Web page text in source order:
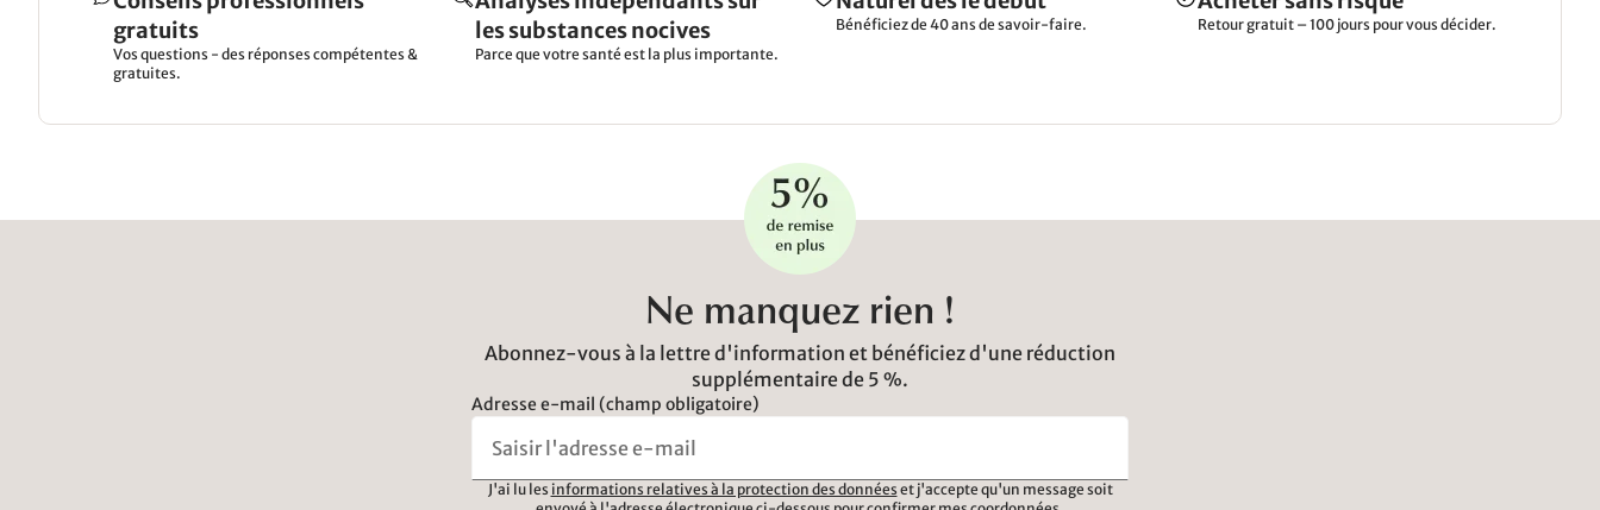
gratuits
Vos questions - des réponses compétentes &
gratuites.
les substances nocives
Parce que votre santé est la plus importante.
Bénéficiez de 40 ans de savoir-faire. Retour gratuit – 100 jours pour vous décider.
Ne manquez rien !
Abonnez-vous à la lettre d'information et bénéficiez d'une réduction
supplémentaire de 5 %.
Adresse e-mail (champ obligatoire)
J'ai lu les informations relatives à la protection des données et j'accepte qu'un message soit